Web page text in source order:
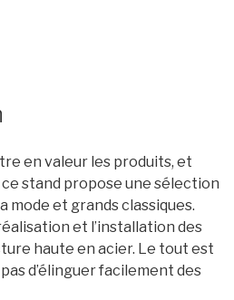
en valeur les produits, et
stand propose une sélection
mode et grands classiques.
et l’installation des
haute en acier. Le tout est
d’élinguer facilement des